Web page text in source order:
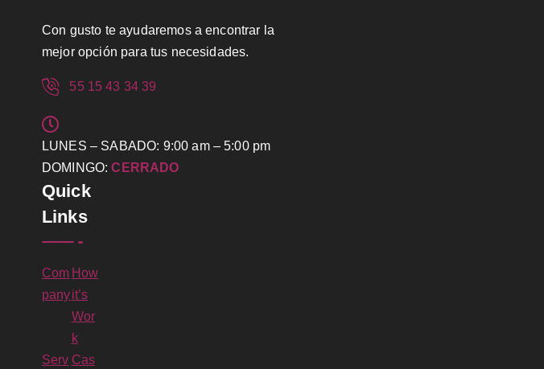
Con gusto te ayudaremos a encontrar la
mejor opción para tus necesidades.
55 15 43 34 39
LUNES – SABADO: 9:00 am – 5:00 pm
DOMINGO:CERRADO
Quick
Links
Com
pany
How
it’s
Wor
k
Serv Cas